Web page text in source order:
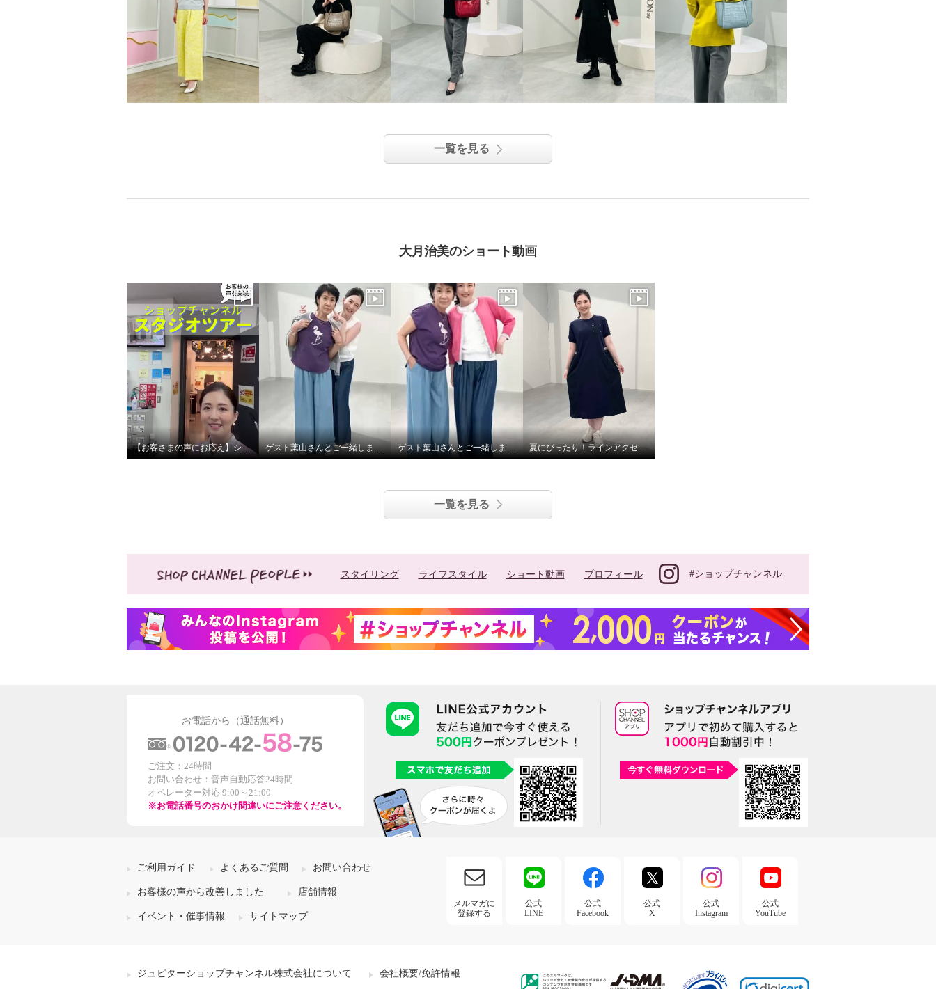
一覧を見る
大月治美のショート動画
【お客さまの声にお応え】ショップチャンネル スタジオツアーby大月キャスト ゲスト葉山さんとご一緒しました! Part.2 ゲスト葉山さんとご一緒しました！ 夏にぴったり！ラインアクセントワンピース！
一覧を見る
スタイリング ライフスタイル ショート動画 プロフィール #ショップチャンネル
お電話から（通話無料）
ご注文：24時間
お問い合わせ：音声自動応答24時間
オペレーター対応 9:00～21:00
※お電話番号のおかけ間違いにご注意ください。
ご利用ガイド よくあるご質問 お問い合わせ
お客様の声から改善しました 店舗情報
イベント・催事情報 サイトマップ
メルマガに
登録する
公式
LINE
公式
Facebook
公式
X
公式
Instagram
公式
YouTube
ジュピターショップチャンネル株式会社について 会社概要/免許情報